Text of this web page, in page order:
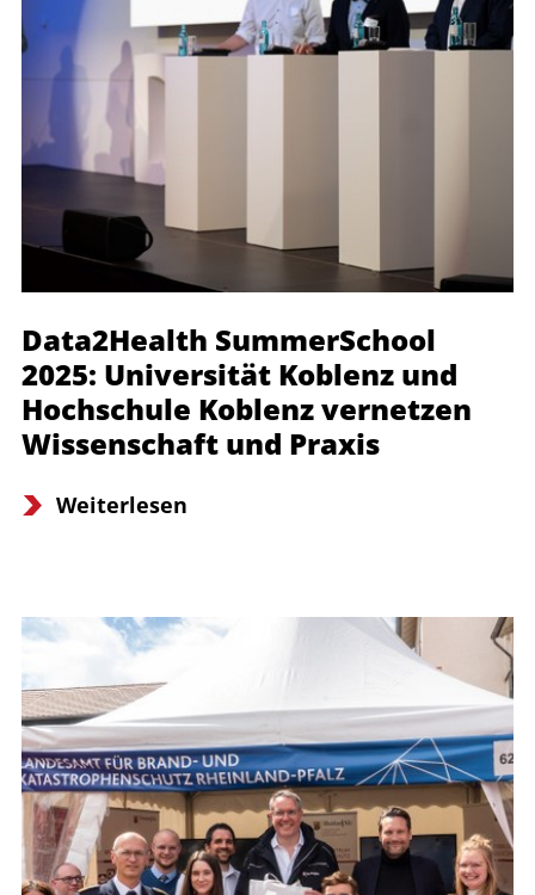
Data2Health SummerSchool
2025: Universität Koblenz und
Hochschule Koblenz vernetzen
Wissenschaft und Praxis
Weiterlesen